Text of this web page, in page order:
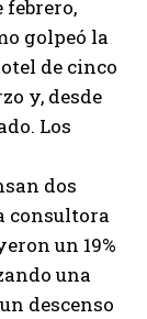
febrero,
golpeó la
de cinco
y, desde
Los
dos
consultora
un 19%
una
descenso